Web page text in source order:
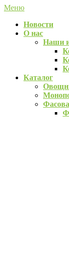
Меню
Новости
О нас
Наши
Каталог